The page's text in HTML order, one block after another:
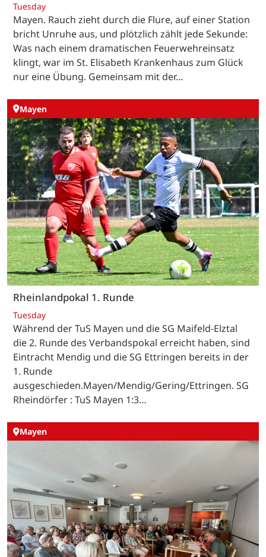
Tuesday
Mayen. Rauch zieht durch die Flure, auf einer Station
bricht Unruhe aus, und plötzlich zählt jede Sekunde:
Was nach einem dramatischen Feuerwehreinsatz
klingt, war im St. Elisabeth Krankenhaus zum Glück
nur eine Übung. Gemeinsam mit der…
Mayen
Rheinlandpokal 1. Runde
Tuesday
Während der TuS Mayen und die SG Maifeld-Elztal
die 2. Runde des Verbandspokal erreicht haben, sind
Eintracht Mendig und die SG Ettringen bereits in der
1. Runde
ausgeschieden.Mayen/Mendig/Gering/Ettringen. SG
Rheindörfer : TuS Mayen 1:3…
Mayen